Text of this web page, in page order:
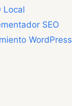
Local
SEO
WordPress